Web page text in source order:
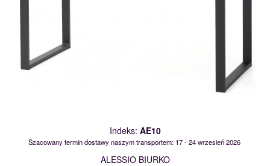
Indeks: AE10
Szacowany termin dostawy naszym transportem: 17 - 24 wrzesień 2026
ALESSIO BIURKO